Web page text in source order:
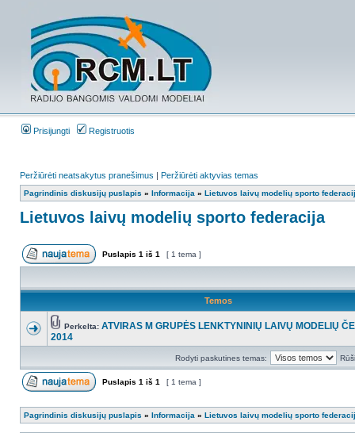
Prisijungti Registruotis
Peržiūrėti neatsakytus pranešimus | Peržiūrėti aktyvias temas
Pagrindinis diskusijų puslapis » Informacija » Lietuvos laivų modelių sporto
Lietuvos laivų modelių sporto federacija
Puslapis 1 iš 1 [ 1 tema ]
Temos
Perkelta: ATVIRAS M GRUPĖS LENKTYNINIŲ LAIVŲ MODELIŲ
2014
Rodyti paskutines temas:
Puslapis 1 iš 1 [ 1 tema ]
Pagrindinis diskusijų puslapis » Informacija » Lietuvos laivų modelių sporto